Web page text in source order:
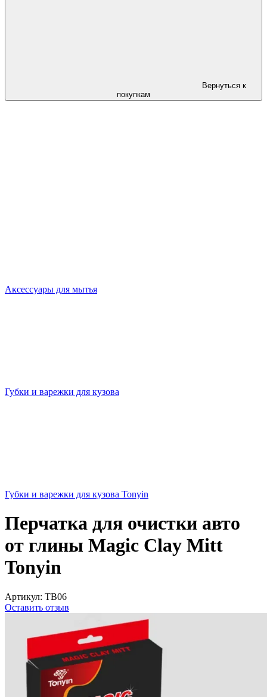
Вернуться к
покупкам
Аксессуары для мытья
Губки и варежки для кузова
Губки и варежки для кузова Tonyin
Перчатка для очистки авто
от глины Magic Clay Mitt
Tonyin
Артикул: TB06
Оставить отзыв